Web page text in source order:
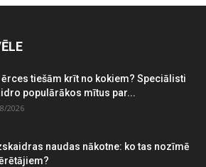
ērces tiešām krīt no kokiem? Speciālisti
populārākos mītus par...
2026
naudas nākotne: ko tas nozīmē